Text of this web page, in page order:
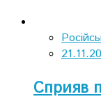
Сприяв